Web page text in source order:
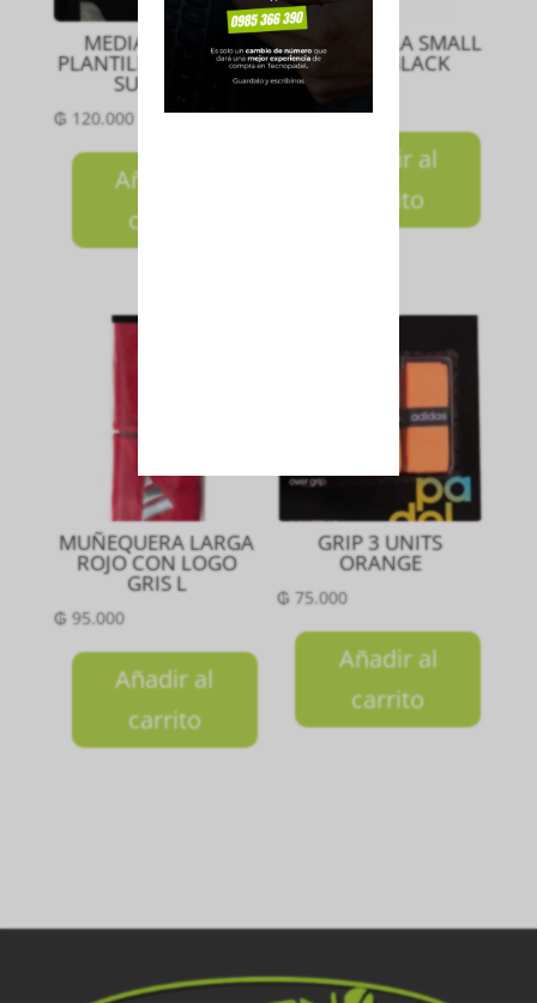
MEDIA PACK X3
PLANTILLA INVISIBLE
SURTIDO
₲120.000
Añadir al
carrito
BOLSON BELA SMALL
DUFFEL BLACK
480.000
Añadir al
carrito
MUÑEQUERA LARGA
ROJO CON LOGO
GRIS L
₲95.000
Añadir al
carrito
GRIP 3 UNITS
ORANGE
₲ 75.000
Añadir al
carrito